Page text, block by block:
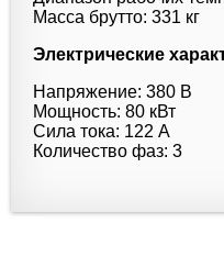
Масса брутто: 331 кг
Электрические
Напряжение: 380 В
Мощность: 80 кВт
Сила тока: 122 А
Количество фаз: 3